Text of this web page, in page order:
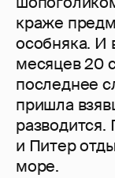
краже
особняка. И
месяцев 20
последнее
пришла
и Питер
море.